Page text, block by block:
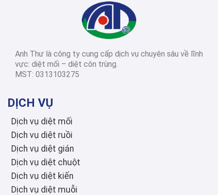
Diệt côn trùng các
tỉnh thành
2026-03-03
Diệt côn trùng các
tỉnh thành
Anh Thư là công ty cung cấp dịch vụ chuyên sâu về lĩnh
vực: diệt mối – diệt côn trùng.
MST: 0313103275
DỊCH VỤ
Dịch vụ diệt mối
Dịch vụ diệt ruồi
Dịch vụ diệt gián
Dịch vụ diệt chuột
Dịch vụ diệt kiến
Dịch vụ diệt muỗi